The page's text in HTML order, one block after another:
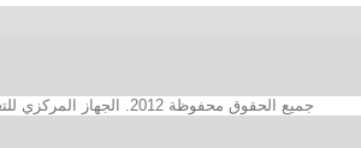
جميع الحقوق محفوظة 2012. الجهاز المركزي للتعبئة العامة والإحصاءات. لمزيد من الاستفسارات الفنية بخصوص الصفحة الالكترونية